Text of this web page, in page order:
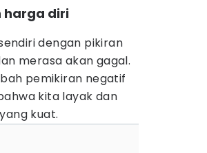
harga diri
dengan pikiran
merasa akan gagal.
pemikiran negatif
kita layak dan
kuat.